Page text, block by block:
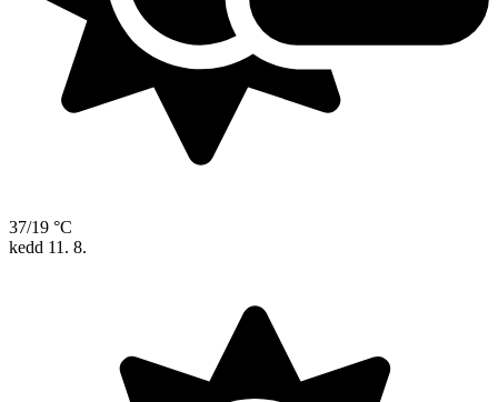
37/19 °C
kedd 11. 8.